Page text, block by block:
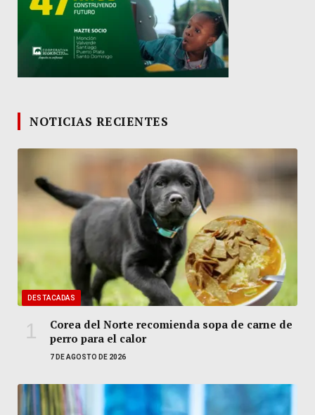
NOTICIAS RECIENTES
DESTACADAS
Corea del Norte recomienda sopa de carne de
perro para el calor
7 DE AGOSTO DE 2026